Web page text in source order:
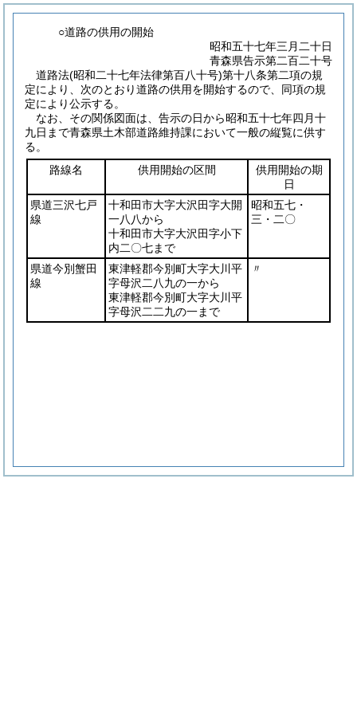
○道路の供用の開始
昭和五十七年三月二十日
青森県告示第二百二十号
道路法(昭和二十七年法律第百八十号)第十八条第二項の規
定により、次のとおり道路の供用を開始するので、同項の規
定により公示する。
なお、その関係図面は、告示の日から昭和五十七年四月十
九日まで青森県土木部道路維持課において一般の縦覧に供す
る。
路線名
供用開始の区間
供用開始の期
日
県道三沢七戸
線
十和田市大字大沢田字大開
一八八から
十和田市大字大沢田字小下
内二〇七まで
昭和五七・
三・二〇
県道今別蟹田
線
東津軽郡今別町大字大川平
字母沢二八九の一から
東津軽郡今別町大字大川平
字母沢二二九の一まで
〃